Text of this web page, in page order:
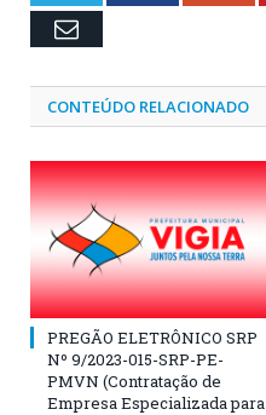
Email
CONTEÚDO RELACIONADO
PREGÃO ELETRÔNICO SRP
Nº 9/2023-015-SRP-PE-
PMVN (Contratação de
Empresa Especializada para